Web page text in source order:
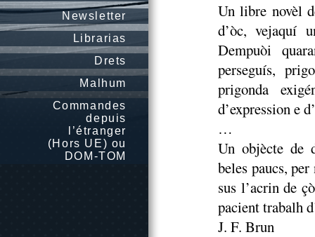
Newsletter
Librarias
Drets
Malhum
Commandes
depuis
l’étranger
(Hors UE) ou
DOM-TOM
Un libre novèl
d’òc, vejaquí
Dempuòi
perseguís,
prigonda
d’expression e
…
Un objècte de
beles paucs,
sus l’acrin de
pacient trabalh
J. F. Brun